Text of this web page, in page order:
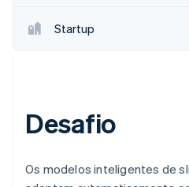
Startup
Desafio
Os modelos inteligentes de